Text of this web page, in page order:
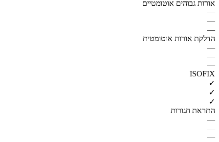
אורות גבוהים אוטומטיים
—
—
—
הדלקת אורות אוטומטית
—
—
—
ISOFIX
✓
✓
✓
התראת חגורות
—
—
—